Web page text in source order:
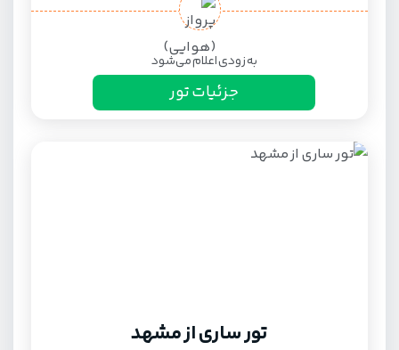
به زودی اعلام می‌شود
جزئیات تور
تور ساری از مشهد